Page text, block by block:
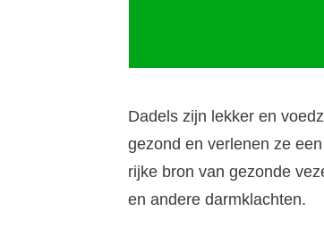
Dadels zijn lekker en
gezond en verlenen ze
rijke bron van gezonde
en andere darmklachten.